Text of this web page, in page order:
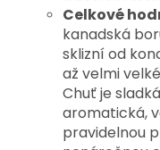
Celkové
kanadská
sklizní od
až velmi
Chuť je
aromatická,
pravidelnou